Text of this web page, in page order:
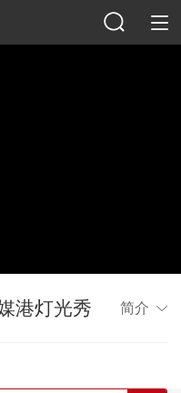
港灯光秀 简介